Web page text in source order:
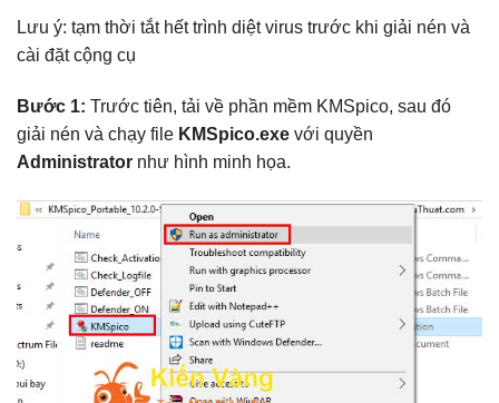
Lưu ý: tạm thời tắt hết trình diệt virus trước khi giải nén và
cài đặt cộng cụ
Bước 1: Trước tiên, tải về phần mềm KMSpico, sau đó
giải nén và chạy file KMSpico.exe với quyền
Administrator như hình minh họa.